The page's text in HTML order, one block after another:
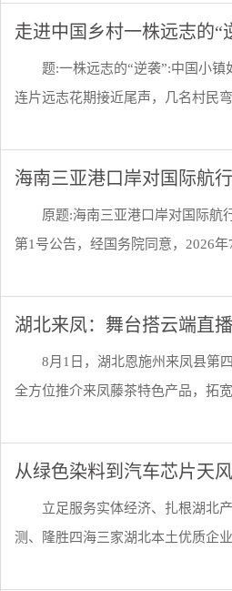
走进中国乡村一株远志的“
题:一株远志的“逆袭”:中国小
连片远志花期接近尾声，几名村民
海南三亚港口岸对国际航
原题:海南三亚港口岸对国际航
第1号公告，经国务院同意，2026
湖北来凤：舞台搭云端直
8月1日，湖北恩施州来凤县第
全方位推介来凤藤茶特色产品，拓
从绿色染料到汽车芯片天
立足服务实体经济、扎根湖北
测、隆胜四海三家湖北本土优质企